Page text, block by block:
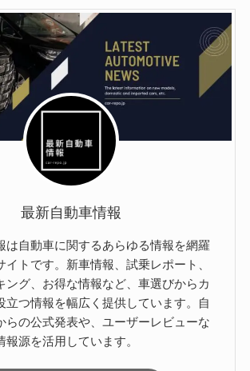
最新自動車情報
は自動車に関するあらゆる情報を網羅
イトです。新車情報、試乗レポート、
ング、お得な情報など、車選びからカ
立つ情報を幅広く提供しています。自
らの公式発表や、ユーザーレビューな
源を活用しています。